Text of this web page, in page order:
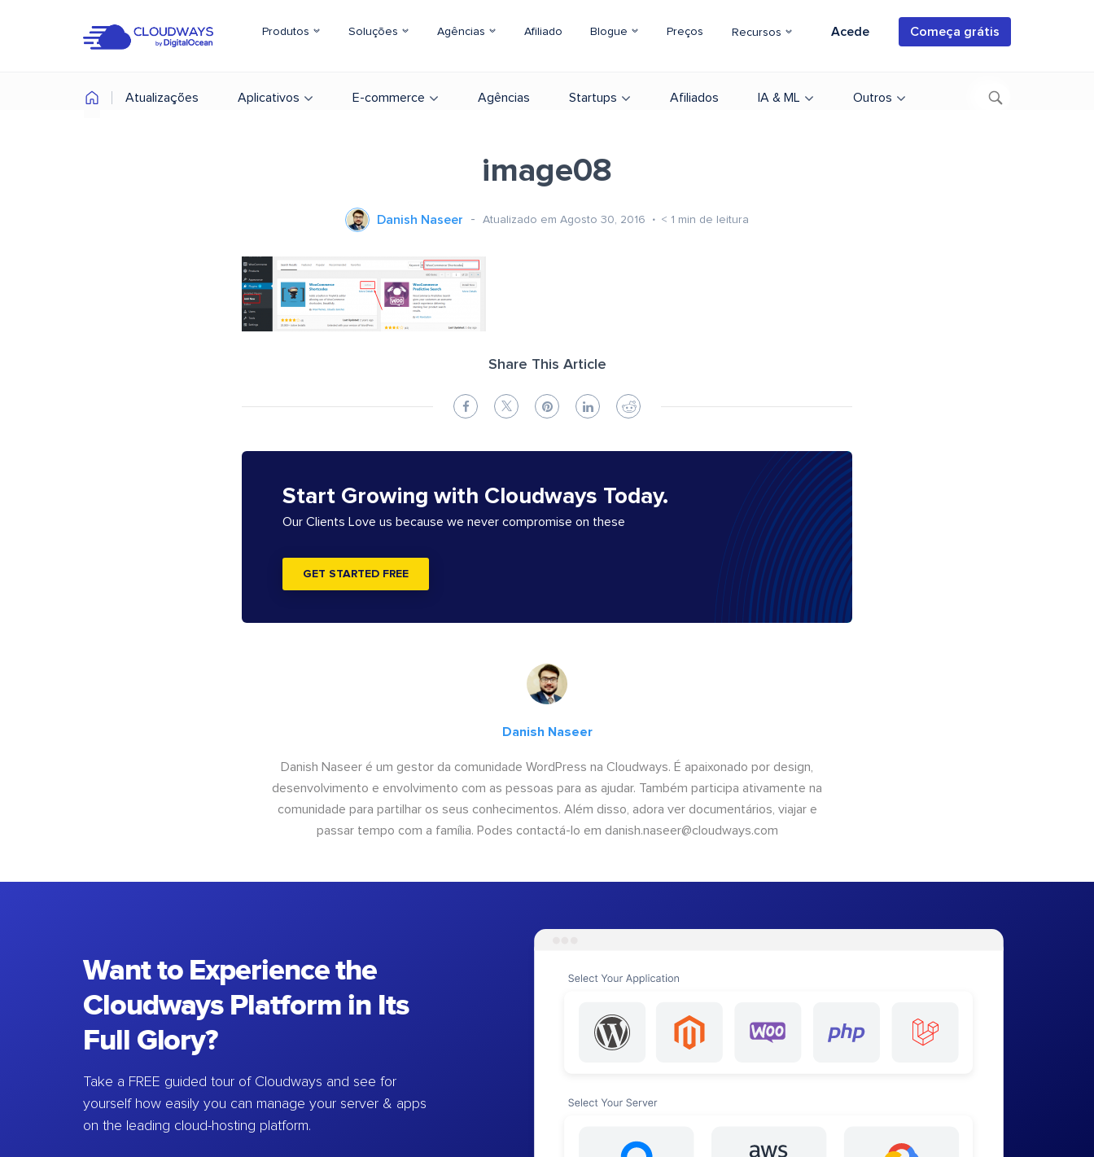
Produtos Soluções Agências Afiliado Blogue Preços Recursos Acede Começa grátis
Atualizações Aplicativos E-commerce Agências Startups Afiliados IA & ML Outros
image08
Danish Naseer Atualizado em Agosto 30, 2016 < 1 min de leitura
Share This Article
Start Growing with Cloudways Today.
Our Clients Love us because we never compromise on these
GET STARTED FREE
Danish Naseer
Danish Naseer é um gestor da comunidade WordPress na Cloudways. É apaixonado por design,
desenvolvimento e envolvimento com as pessoas para as ajudar. Também participa ativamente na
comunidade para partilhar os seus conhecimentos. Além disso, adora ver documentários, viajar e
passar tempo com a família. Podes contactá-lo em danish.naseer@cloudways.com
Want to Experience the
Cloudways Platform in Its
Full Glory?
Take a FREE guided tour of Cloudways and see for
yourself how easily you can manage your server & apps
on the leading cloud-hosting platform.